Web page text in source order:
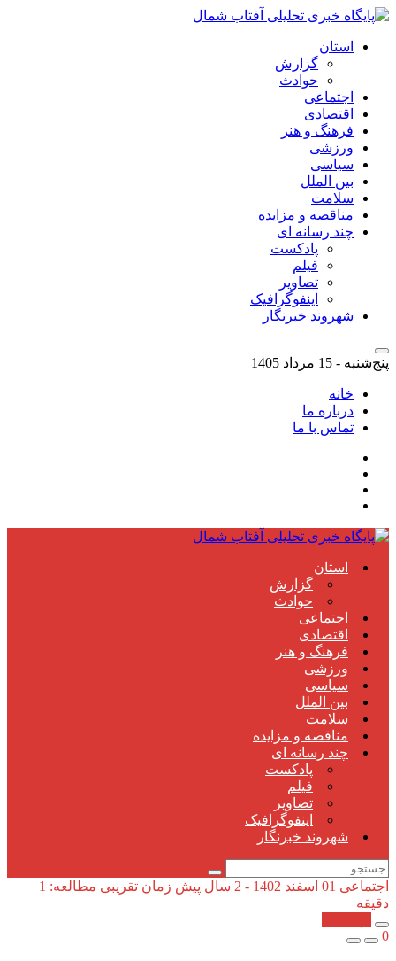
استان
گزارش
حوادث
اجتماعی
اقتصادی
فرهنگ و هنر
ورزشی
سیاسی
بین الملل
سلامت
مناقصه و مزایده
چند رسانه ای
پادکست
فیلم
تصاویر
اینفوگرافیک
شهروند خبرنگار
پنج‌شنبه - 15 مرداد 1405
خانه
درباره ما
تماس با ما
استان
گزارش
حوادث
اجتماعی
اقتصادی
فرهنگ و هنر
ورزشی
سیاسی
بین الملل
سلامت
مناقصه و مزایده
چند رسانه ای
پادکست
فیلم
تصاویر
اینفوگرافیک
شهروند خبرنگار
اجتماعی 01 اسفند 1402 - 2 سال پیش
زمان تقریبی مطالعه: 1
دقیقه
0